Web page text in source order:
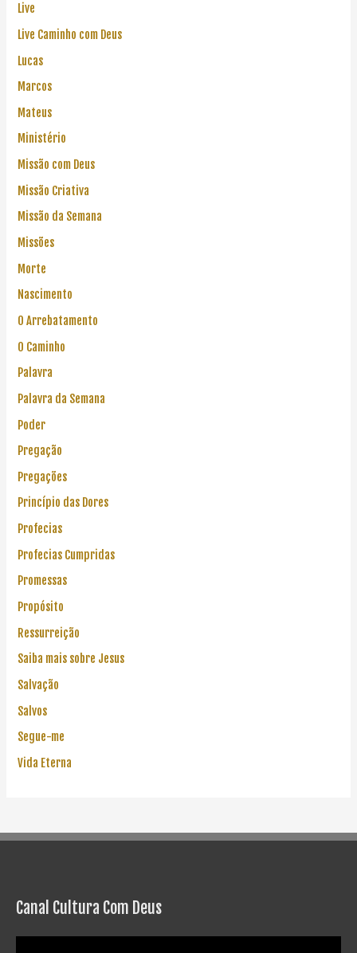
Live
Live Caminho com Deus
Lucas
Marcos
Mateus
Ministério
Missão com Deus
Missão Criativa
Missão da Semana
Missões
Morte
Nascimento
O Arrebatamento
O Caminho
Palavra
Palavra da Semana
Poder
Pregação
Pregações
Princípio das Dores
Profecias
Profecias Cumpridas
Promessas
Propósito
Ressurreição
Saiba mais sobre Jesus
Salvação
Salvos
Segue-me
Vida Eterna
Canal Cultura Com Deus